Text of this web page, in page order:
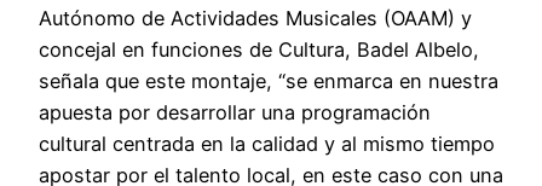
Autónomo de Actividades Musicales (OAAM) y
concejal en funciones de Cultura, Badel Albelo,
señala que este montaje, “se enmarca en nuestra
apuesta por desarrollar una programación
cultural centrada en la calidad y al mismo tiempo
apostar por el talento local, en este caso con una